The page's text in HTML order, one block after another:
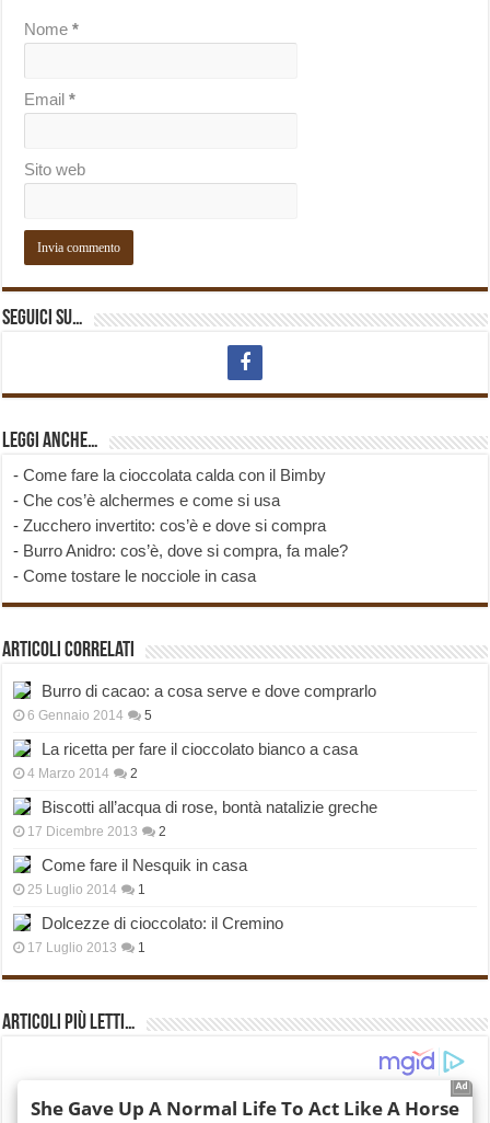
Nome*
Email*
Sito web
Seguici su…
Leggi anche…
-Come fare la cioccolata calda con il Bimby
-Che cos’è alchermes e come si usa
-Zucchero invertito: cos’è e dove si compra
- Burro Anidro: cos’è, dove si compra, fa male?
-Come tostare le nocciole in casa
Articoli correlati
Burro di cacao: a cosa serve e dove comprarlo
6 Gennaio 2014 5
La ricetta per fare il cioccolato bianco a casa
4 Marzo 2014 2
Biscotti all’acqua di rose, bontà natalizie greche
17 Dicembre 2013 2
Come fare il Nesquik in casa
25 Luglio 2014 1
Dolcezze di cioccolato: il Cremino
17 Luglio 2013 1
Articoli più Letti…